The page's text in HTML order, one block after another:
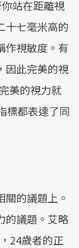
站在距離視
十七毫米高的
作視敏度。有
因此完美的視
美的視力就
標都表達了同
的議題上。
的議題。艾略
24歲者的正